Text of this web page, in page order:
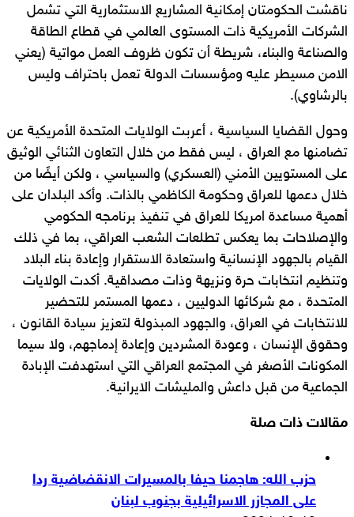
ناقشت الحكومتان إمكانية المشاريع الاستثمارية التي تشمل
الشركات الأمريكية ذات المستوى العالمي في قطاع الطاقة
والصناعة والبناء، شريطة أن تكون ظروف العمل مواتية (يعني
الامن مسيطر عليه ومؤسسات الدولة تعمل باحتراف وليس
بالرشاوي).
وحول القضايا السياسية ، أعربت الولايات المتحدة الأمريكية عن
تضامنها مع العراق ، ليس فقط من خلال التعاون الثنائي الوثيق
على المستويين الأمني (العسكري) ​​والسياسي ، ولكن أيضًا من
خلال دعمها للعراق وحكومة الكاظمي بالذات. وأكد البلدان على
أهمية مساعدة امريكا للعراق في تنفيذ برنامجه الحكومي
والإصلاحات بما يعكس تطلعات الشعب العراقي، بما في ذلك
القيام بالجهود الإنسانية واستعادة الاستقرار وإعادة بناء البلاد
وتنظيم انتخابات حرة ونزيهة وذات مصداقية. أكدت الولايات
المتحدة ، مع شركائها الدوليين ، دعمها المستمر للتحضير
للانتخابات في العراق، والجهود المبذولة لتعزيز سيادة القانون ،
وحقوق الإنسان ، وعودة المشردين وإعادة إدماجهم، ولا سيما
المكونات الأصغر في المجتمع العراقي التي استهدفت الإبادة
الجماعية من قبل داعش والمليشات الايرانية.
مقالات ذات صلة
حزب الله: هاجمنا حيفا بالمسيرات الانقضاضية ردا
على المجازر الاسرائيلية بجنوب لبنان